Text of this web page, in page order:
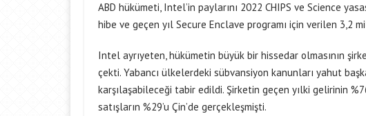
ABD hükümeti, Intel’in paylarını 2022 CHIPS ve Science
hibe ve geçen yıl Secure Enclave programı için verilen 3,2
Intel ayrıyeten, hükümetin büyük bir hissedar olmasının
çekti. Yabancı ülkelerdeki sübvansiyon kanunları yahut
karşılaşabileceği tabir edildi. Şirketin geçen yılki gelirinin
satışların %29’u Çin’de gerçekleşmişti.